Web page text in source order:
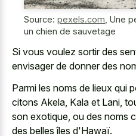
Source: pexels.com Une
un chien de sauvetage
Si vous voulez sortir des
envisager de donner des
Parmi les noms de lieux qui
citons Akela, Kala et Lani,
son exotique, ou des noms
des belles îles d'Hawaï.